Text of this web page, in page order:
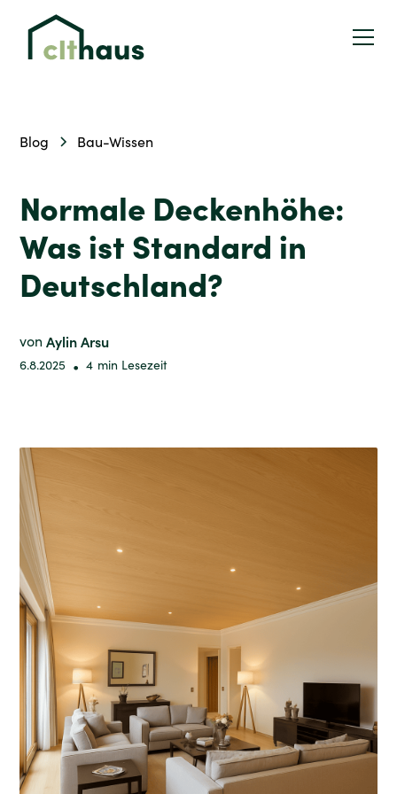
Blog Bau-Wissen
Normale Deckenhöhe:
Was ist Standard in
Deutschland?
von Aylin Arsu
6.8.2025 • 4 min Lesezeit